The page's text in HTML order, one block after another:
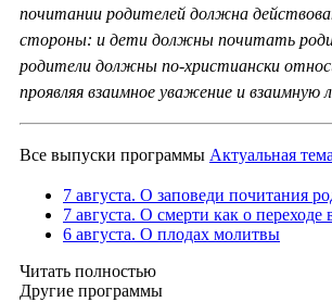
почитании родителей должна
стороны: и дети должны почитать
родители должны по-христиански
проявляя взаимное уважение и взаимную
Все выпуски программы Актуальная
7 августа. О заповеди почитания
7 августа. О смерти как о переходе
6 августа. О плодах молитвы
Читать полностью
Другие программы